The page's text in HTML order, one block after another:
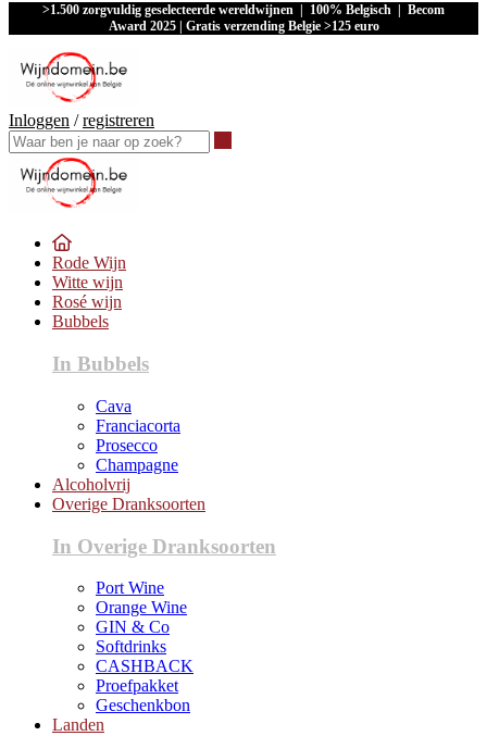
>1.500 zorgvuldig geselecteerde wereldwijnen | 100% Belgisch | Becom
Award 2025 | Gratis verzending Belgie >125 euro
Inloggen /registreren
Rode Wijn
Witte wijn
Rosé wijn
Bubbels
In Bubbels
Cava
Franciacorta
Prosecco
Champagne
Alcoholvrij
Overige Dranksoorten
In Overige Dranksoorten
Port Wine
Orange Wine
GIN & Co
Softdrinks
CASHBACK
Proefpakket
Geschenkbon
Landen